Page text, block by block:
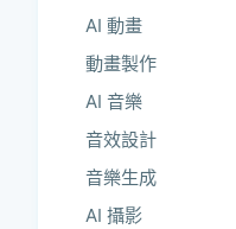
AI 動畫
動畫製作
AI 音樂
音效設計
音樂生成
AI 攝影